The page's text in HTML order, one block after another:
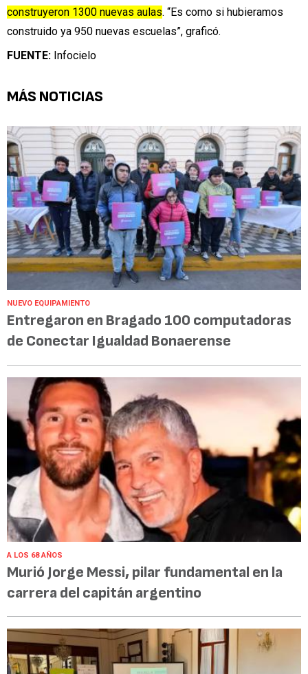
construyeron 1300 nuevas aulas. “Es como si hubieramos
construido ya 950 nuevas escuelas”, graficó.
FUENTE: Infocielo
MÁS NOTICIAS
NUEVO EQUIPAMIENTO
Entregaron en Bragado 100 computadoras
de Conectar Igualdad Bonaerense
A LOS 68 AÑOS
Murió Jorge Messi, pilar fundamental en la
carrera del capitán argentino